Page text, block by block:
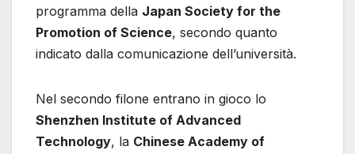
programma della Japan Society for the
Promotion of Science, secondo quanto
indicato dalla comunicazione dell’università.
Nel secondo filone entrano in gioco lo
Shenzhen Institute of Advanced
Technology, la Chinese Academy of